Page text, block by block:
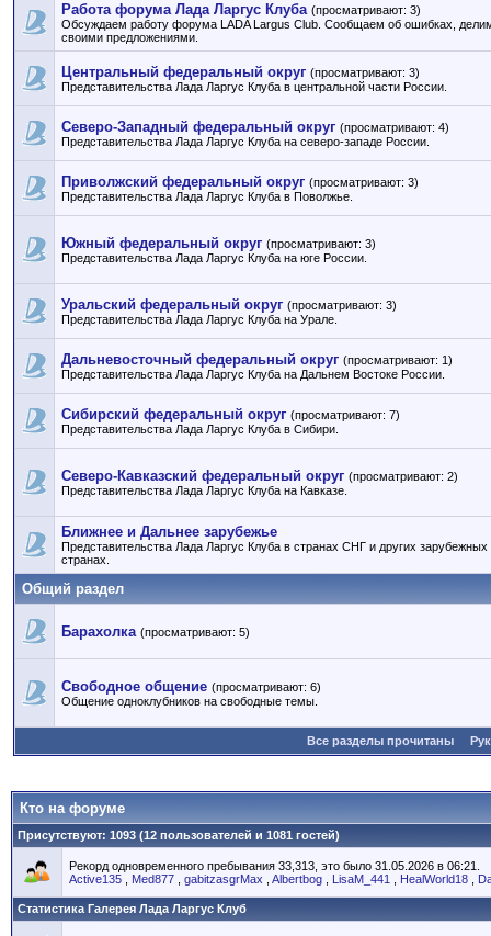
Работа форума Лада Ларгус Клуба (просматривают: 3)
Обсуждаем работу форума LADA Largus Club. Сообщаем об ошибках,
своими предложениями.
Центральный федеральный округ (просматривают: 3)
Представительства Лада Ларгус Клуба в центральной части России.
Северо-Западный федеральный округ (просматривают: 4)
Представительства Лада Ларгус Клуба на северо-западе России.
Приволжский федеральный округ (просматривают: 3)
Представительства Лада Ларгус Клуба в Поволжье.
Южный федеральный округ (просматривают: 3)
Представительства Лада Ларгус Клуба на юге России.
Уральский федеральный округ (просматривают: 3)
Представительства Лада Ларгус Клуба на Урале.
Дальневосточный федеральный округ (просматривают: 1)
Представительства Лада Ларгус Клуба на Дальнем Востоке России.
Сибирский федеральный округ (просматривают: 7)
Представительства Лада Ларгус Клуба в Сибири.
Северо-Кавказский федеральный округ (просматривают: 2)
Представительства Лада Ларгус Клуба на Кавказе.
Ближнее и Дальнее зарубежье
Представительства Лада Ларгус Клуба в странах СНГ и других зарубежных
странах.
Общий раздел
Барахолка (просматривают: 5)
Свободное общение (просматривают: 6)
Общение одноклубников на свободные темы.
Все разделы прочитаны
Кто на форуме
Присутствуют: 1093 (12 пользователей и 1081 гостей)
Рекорд одновременного пребывания 33,313, это было 31.05.2026 в 06:21.
Active135
Med877 gabitzasgrMax Albertbog LisaM_441 HealWorld18
Статистика Галерея Лада Ларгус Клуб